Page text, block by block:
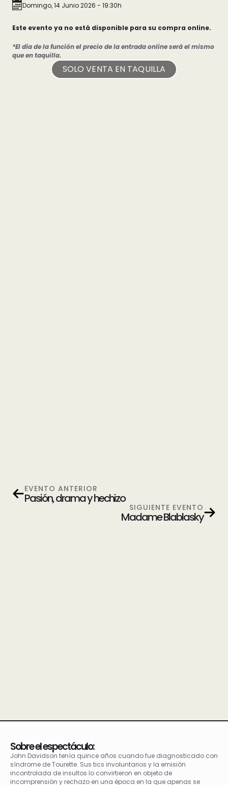
Domingo, 14 Junio 2026 - 19:30h
Este evento ya no está disponible para su compra online.
*El día de la función el precio de la entrada online será el mismo
que en taquilla.
SOLO VENTA EN TAQUILLA
EVENTO ANTERIOR
Pasión, drama y hechizo
SIGUIENTE EVENTO
Madame Blablasky
Sobre el espectáculo:
John Davidson tenía quince años cuando fue diagnosticado con
síndrome de Tourette. Sus tics involuntarios y la emisión
incontrolada de insultos lo convirtieron en objeto de
incomprensión y rechazo en una época en la que apenas se